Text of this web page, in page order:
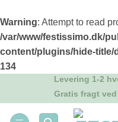
Warning: Attempt to read
/var/www/festissimo.dk/
content/plugins/hide-title/
134
Levering 1-2
Gratis fragt ved